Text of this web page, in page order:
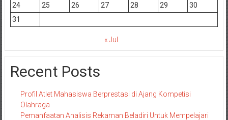
24
25 26 27 28 29
30
31
« Jul
Recent Posts
Profil Atlet Mahasiswa Berprestasi di Ajang Kompetisi
Olahraga
Pemanfaatan Analisis Rekaman Beladiri Untuk Mempelajari